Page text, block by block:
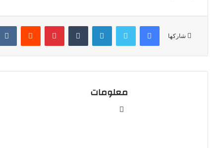
شاركها
فيسبوك لينكدإن بينتيريست
معلومات